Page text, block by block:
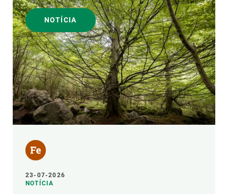
NOTÍCIA
23-07-2026
NOTÍCIA